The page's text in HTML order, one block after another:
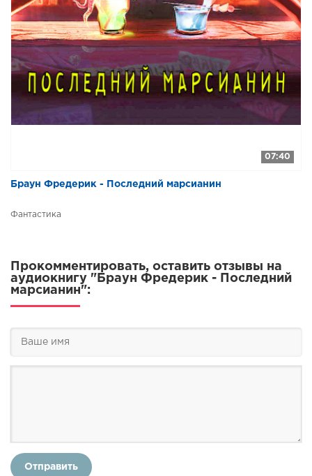
07:40
Браун Фредерик - Последний марсианин
Фантастика
Прокомментировать, оставить отзывы на
аудиокнигу "Браун Фредерик - Последний
марсианин":
Отправить